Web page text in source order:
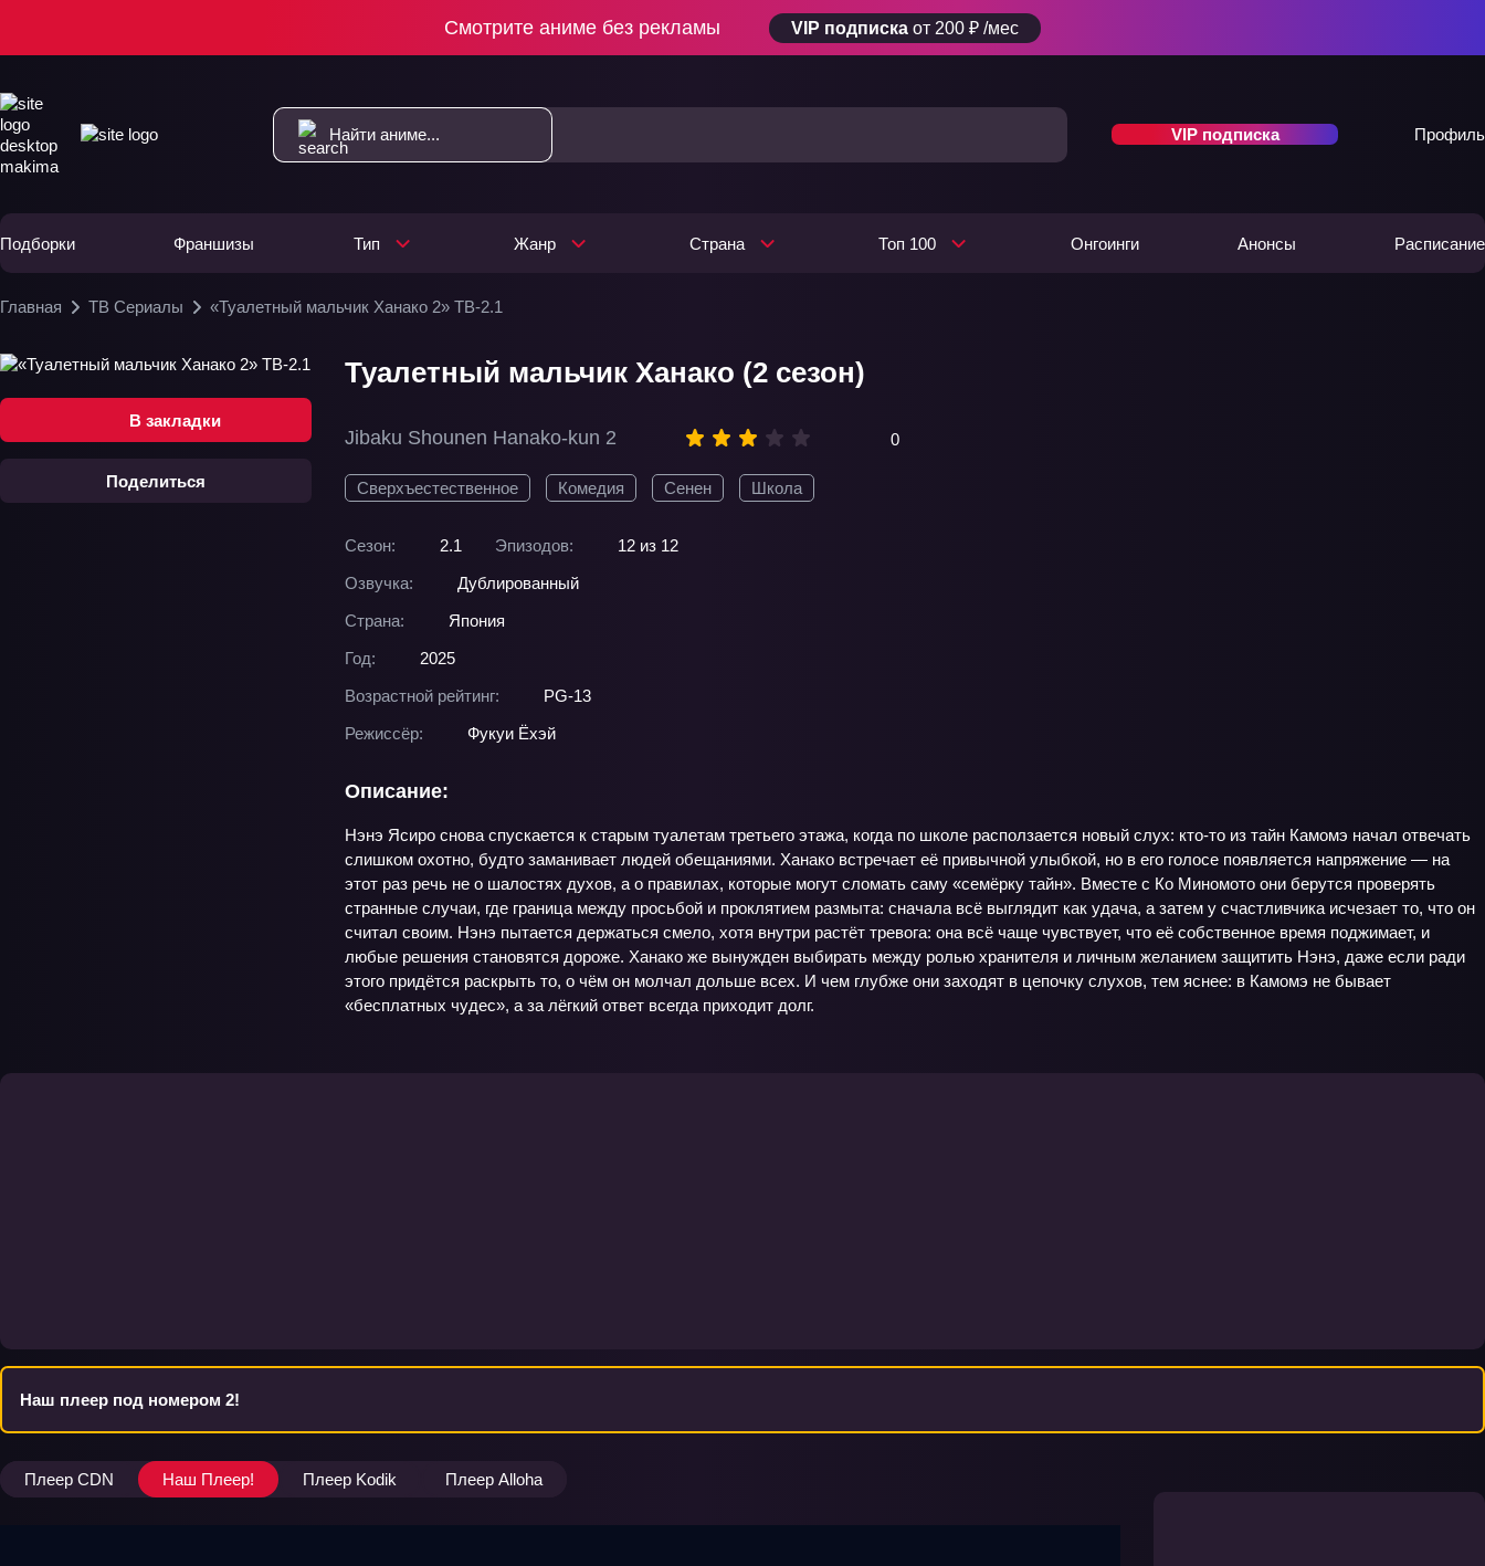
Смотрите аниме без рекламы VIP подписка от 200 ₽ /мес
VIP подписка Профиль
Подборки Франшизы Тип Жанр Страна Топ 100 Онгоинги Анонсы Расписание
Главная ТВ Сериалы «Туалетный мальчик Ханако 2» ТВ-2.1
В закладки
Поделиться
Туалетный мальчик Ханако (2 сезон)
Jibaku Shounen Hanako-kun 2 0
Сверхъестественное Комедия Сенен Школа
Сезон: 2.1 Эпизодов:
12 из 12
Озвучка:
Дублированный
Страна:
Япония
Год:
2025
Возрастной рейтинг:
PG-13
Режиссёр:
Фукуи Ёхэй
Описание:
Нэнэ Ясиро снова спускается к старым туалетам третьего этажа, когда по школе расползается новый слух: кто‑то из тайн Камомэ начал отвечать
слишком охотно, будто заманивает людей обещаниями. Ханако встречает её привычной улыбкой, но в его голосе появляется напряжение — на
этот раз речь не о шалостях духов, а о правилах, которые могут сломать саму «семёрку тайн». Вместе с Ко Миномото они берутся проверять
странные случаи, где граница между просьбой и проклятием размыта: сначала всё выглядит как удача, а затем у счастливчика исчезает то, что он
считал своим. Нэнэ пытается держаться смело, хотя внутри растёт тревога: она всё чаще чувствует, что её собственное время поджимает, и
любые решения становятся дороже. Ханако же вынужден выбирать между ролью хранителя и личным желанием защитить Нэнэ, даже если ради
этого придётся раскрыть то, о чём он молчал дольше всех. И чем глубже они заходят в цепочку слухов, тем яснее: в Камомэ не бывает
«бесплатных чудес», а за лёгкий ответ всегда приходит долг.
Наш плеер под номером 2!
Плеер CDN Наш Плеер! Плеер Kodik Плеер Alloha